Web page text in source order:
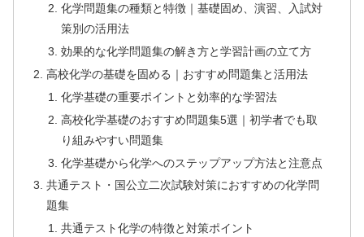
化学問題集の種類と特徴｜基礎固め、演習、入試対
策別の活用法
効果的な化学問題集の解き方と学習計画の立て方
高校化学の基礎を固める｜おすすめ問題集と活用法
化学基礎の重要ポイントと効率的な学習法
高校化学基礎のおすすめ問題集5選｜初学者でも取
り組みやすい問題集
化学基礎から化学へのステップアップ方法と注意点
共通テスト・国公立二次試験対策におすすめの化学問
題集
共通テスト化学の特徴と対策ポイント